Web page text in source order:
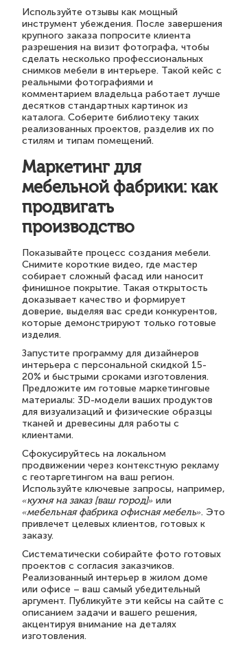
Используйте отзывы как мощный
инструмент убеждения. После завершения
крупного заказа попросите клиента
разрешения на визит фотографа, чтобы
сделать несколько профессиональных
снимков мебели в интерьере. Такой кейс с
реальными фотографиями и
комментарием владельца работает лучше
десятков стандартных картинок из
каталога. Соберите библиотеку таких
реализованных проектов, разделив их по
стилям и типам помещений.
Маркетинг для
мебельной фабрики: как
продвигать
производство
Показывайте процесс создания мебели.
Снимите короткие видео, где мастер
собирает сложный фасад или наносит
финишное покрытие. Такая открытость
доказывает качество и формирует
доверие, выделяя вас среди конкурентов,
которые демонстрируют только готовые
изделия.
Запустите программу для дизайнеров
интерьера с персональной скидкой 15-
20% и быстрыми сроками изготовления.
Предложите им готовые маркетинговые
материалы: 3D-модели ваших продуктов
для визуализаций и физические образцы
тканей и древесины для работы с
клиентами.
Сфокусируйтесь на локальном
продвижении через контекстную рекламу
с геотаргетингом на ваш регион.
Используйте ключевые запросы, например,
«кухня на заказ [ваш город]» или
«мебельная фабрика офисная мебель». Это
привлечет целевых клиентов, готовых к
заказу.
Систематически собирайте фото готовых
проектов с согласия заказчиков.
Реализованный интерьер в жилом доме
или офисе – ваш самый убедительный
аргумент. Публикуйте эти кейсы на сайте с
описанием задачи и вашего решения,
акцентируя внимание на деталях
изготовления.